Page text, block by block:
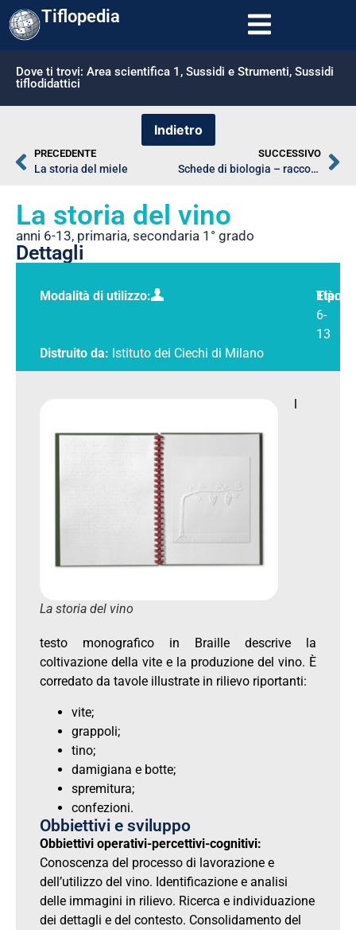
Tiflopedia
Dove ti trovi: Area scientifica 1 , Sussidi e Strumenti, Sussidi
tiflodidattici
PRECEDENTE
La storia del miele
SUCCESSIVO
Schede di biologia – raccolta 1
La storia del vino
anni 6-13, primaria, secondaria 1° grado
Dettagli
Modalità di utilizzo:
Età:
6-
13
Distruito da: Istituto dei Ciechi di Milano
La storia del vino
l
testo monografico in Braille descrive la
coltivazione della vite e la produzione del vino. È
corredato da tavole illustrate in rilievo riportanti:
vite;
grappoli;
tino;
damigiana e botte;
spremitura;
confezioni.
Obbiettivi e sviluppo
Obbiettivi operativi-percettivi-cognitivi:
Conoscenza del processo di lavorazione e
dell’utilizzo del vino. Identificazione e analisi
delle immagini in rilievo. Ricerca e individuazione
dei dettagli e del contesto. Consolidamento del